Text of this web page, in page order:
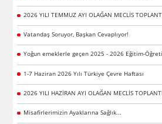
2026 YILI TEMMUZ AYI OLAĞAN MECLİS
Vatandaş Soruyor, Başkan Cevaplıyor!
Yoğun emeklerle geçen 2025 - 2026 Eğitim-
1-7 Haziran 2026 Yılı Türkiye Çevre Haftası
2026 YILI HAZİRAN AYI OLAĞAN MECLİS
Misafirlerimizin Ayaklarına Sağlık...